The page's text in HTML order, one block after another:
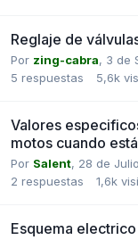
Reglaje de
Por zing-cabra, 3 de
5 respuestas 5,6k
Valores
motos cuando
Por Salent, 28 de
2 respuestas 1,6k
Esquema